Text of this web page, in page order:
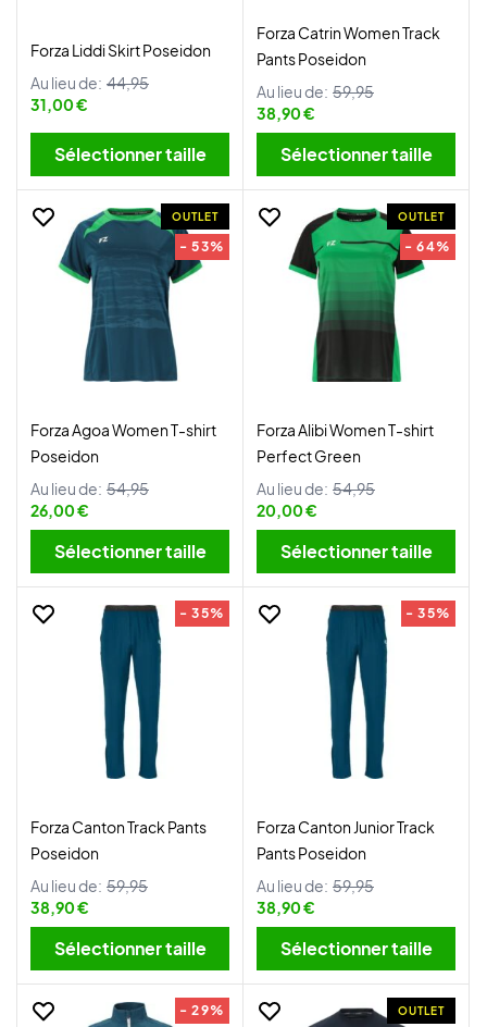
Forza Liddi Skirt Poseidon
Au lieu de: 44,95
31,00 €
Sélectionner taille
Forza Catrin Women Track
Pants Poseidon
Au lieu de: 59,95
38,90 €
Sélectionner taille
OUTLET
- 53%
Forza Agoa Women T-shirt
Poseidon
Au lieu de: 54,95
26,00 €
Sélectionner taille
OUTLET
- 64%
Forza Alibi Women T-shirt
Perfect Green
Au lieu de: 54,95
20,00 €
Sélectionner taille
- 35%
Forza Canton Track Pants
Poseidon
Au lieu de: 59,95
38,90 €
Sélectionner taille
- 35%
Forza Canton Junior Track
Pants Poseidon
Au lieu de: 59,95
38,90 €
Sélectionner taille
- 29% OUTLET